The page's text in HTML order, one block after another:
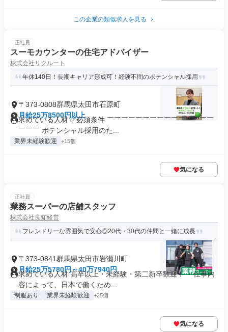
この企業の類似求人を見る
正社員
スーモカウンターの住宅アドバイザー
株式会社リクルート
年休140日！長期キャリア形成可！経験不問のポテンシャル採用
〒373-0808群馬県太田市石原町
月給25万8500円以上
求めている人材 ✅必須条件 ￣￣￣￣￣￣￣￣￣￣￣￣￣￣￣
￣￣￣ ポテンシャル採用のた...
業界未経験歓迎 +15個
気になる
正社員
業務スーパーの店舗スタッフ
株式会社良知経営
フレンドリーな雰囲気で安心◎20代・30代の仲間と一緒に成長
〒373-0841群馬県太田市岩瀬川町
月給25万5780円～40万7940円
求めている人材 高卒以上・未経験・第二新卒歓迎！ ・仕事内
容によって、日本で働くため...
制服あり 業界未経験歓迎 +25個
気になる